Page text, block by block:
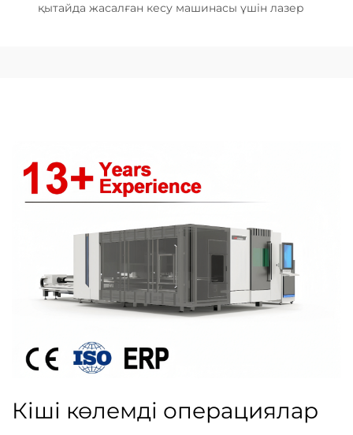
қытайда жасалған кесу машинасы үшін лазер
Кіші көлемді операциялар